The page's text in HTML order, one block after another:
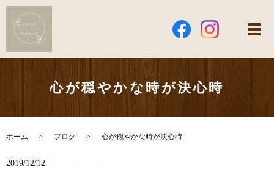
心が穏やかな時が決心時
ホーム ブログ 心が穏やかな時が決心時
2019/12/12